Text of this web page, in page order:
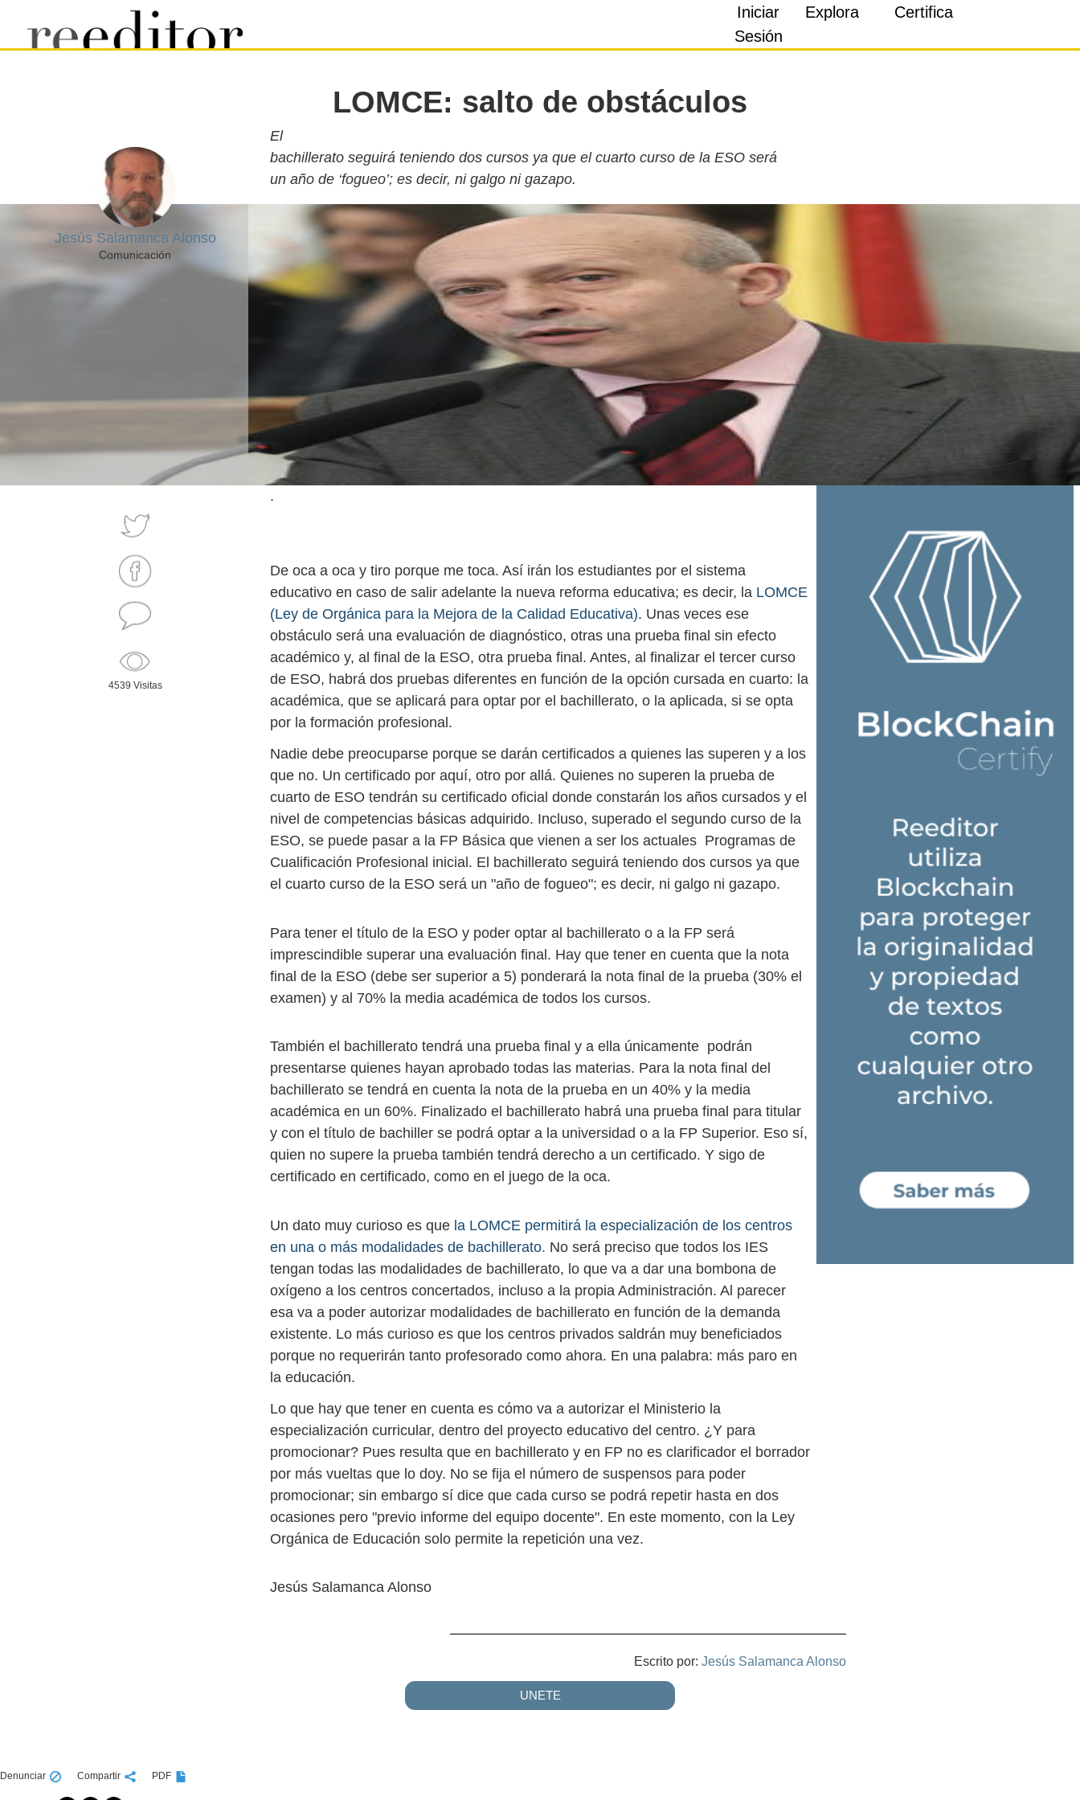
Iniciar
Sesión
Explora Certifica
Jesús Salamanca Alonso
Comunicación
LOMCE: salto de obstáculos
El
bachillerato seguirá teniendo dos cursos ya que el cuarto curso de la ESO será
un año de ‘fogueo’; es decir, ni galgo ni gazapo.
4539 Visitas
.
De oca a oca y tiro porque me toca. Así irán los estudiantes por el sistema
educativo en caso de salir adelante la nueva reforma educativa; es decir, la LOMCE
(Ley de Orgánica para la Mejora de la Calidad Educativa). Unas veces ese
obstáculo será una evaluación de diagnóstico, otras una prueba final sin efecto
académico y, al final de la ESO, otra prueba final. Antes, al finalizar el tercer curso
de ESO, habrá dos pruebas diferentes en función de la opción cursada en cuarto: la
académica, que se aplicará para optar por el bachillerato, o la aplicada, si se opta
por la formación profesional.
Nadie debe preocuparse porque se darán certificados a quienes las superen y a los
que no. Un certificado por aquí, otro por allá. Quienes no superen la prueba de
cuarto de ESO tendrán su certificado oficial donde constarán los años cursados y el
nivel de competencias básicas adquirido. Incluso, superado el segundo curso de la
ESO, se puede pasar a la FP Básica que vienen a ser los actuales Programas de
Cualificación Profesional inicial. El bachillerato seguirá teniendo dos cursos ya que
el cuarto curso de la ESO será un "año de fogueo"; es decir, ni galgo ni gazapo.
Para tener el título de la ESO y poder optar al bachillerato o a la FP será
imprescindible superar una evaluación final. Hay que tener en cuenta que la nota
final de la ESO (debe ser superior a 5) ponderará la nota final de la prueba (30% el
examen) y al 70% la media académica de todos los cursos.
También el bachillerato tendrá una prueba final y a ella únicamente podrán
presentarse quienes hayan aprobado todas las materias. Para la nota final del
bachillerato se tendrá en cuenta la nota de la prueba en un 40% y la media
académica en un 60%. Finalizado el bachillerato habrá una prueba final para titular
y con el título de bachiller se podrá optar a la universidad o a la FP Superior. Eso sí,
quien no supere la prueba también tendrá derecho a un certificado. Y sigo de
certificado en certificado, como en el juego de la oca.
Un dato muy curioso es que la LOMCE permitirá la especialización de los centros
en una o más modalidades de bachillerato. No será preciso que todos los IES
tengan todas las modalidades de bachillerato, lo que va a dar una bombona de
oxígeno a los centros concertados, incluso a la propia Administración. Al parecer
esa va a poder autorizar modalidades de bachillerato en función de la demanda
existente. Lo más curioso es que los centros privados saldrán muy beneficiados
porque no requerirán tanto profesorado como ahora. En una palabra: más paro en
la educación.
Lo que hay que tener en cuenta es cómo va a autorizar el Ministerio la
especialización curricular, dentro del proyecto educativo del centro. ¿Y para
promocionar? Pues resulta que en bachillerato y en FP no es clarificador el borrador
por más vueltas que lo doy. No se fija el número de suspensos para poder
promocionar; sin embargo sí dice que cada curso se podrá repetir hasta en dos
ocasiones pero "previo informe del equipo docente". En este momento, con la Ley
Orgánica de Educación solo permite la repetición una vez.
Jesús Salamanca Alonso
Escrito por: Jesús Salamanca Alonso
UNETE
Denunciar Compartir PDF